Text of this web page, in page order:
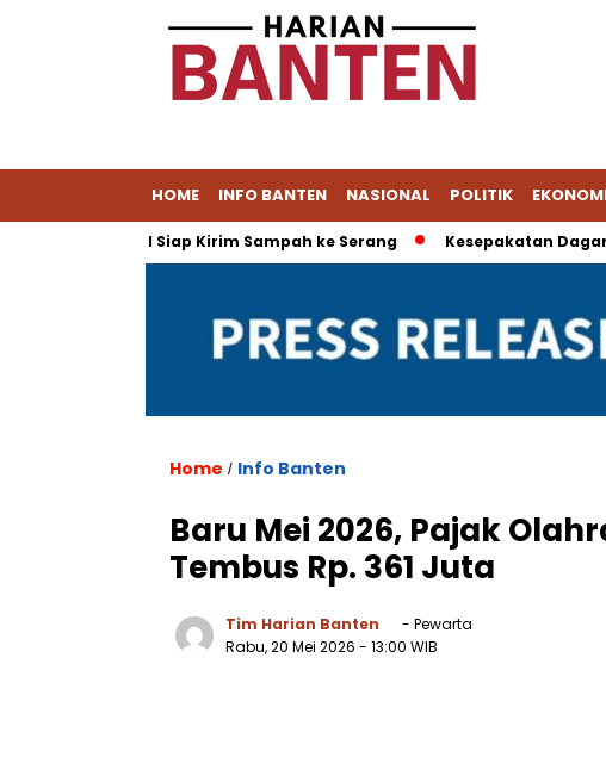
HOME INFO BANTEN NASIONAL POLITIK
Tangsel Siap Kirim Sampah ke Serang Kesepakatan Dagang
Home / Info Banten
Baru Mei 2026, Pajak
Tembus Rp. 361 Juta
Tim Harian Banten
- Pewarta
Rabu, 20 Mei 2026 - 13:00 WIB